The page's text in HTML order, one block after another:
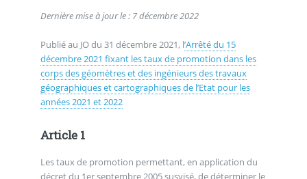
Dernière mise à jour le : 7 décembre 2022
Publié au JO du 31 décembre 2021, l’Arrêté du 15
décembre 2021 fixant les taux de promotion dans les
corps des géomètres et des ingénieurs des travaux
géographiques et cartographiques de l’Etat pour les
années 2021 et 2022
Article 1
Les taux de promotion permettant, en application du
décret du 1er septembre 2005 susvisé, de déterminer le